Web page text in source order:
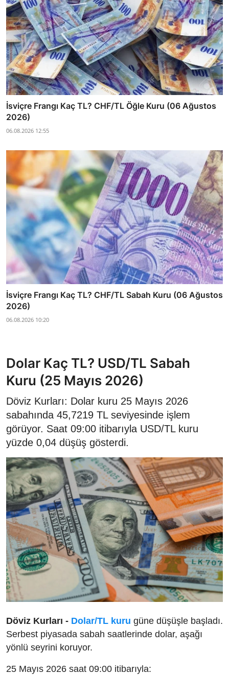
İsviçre Frangı Kaç TL? CHF/TL Öğle Kuru (06 Ağustos
2026)
06.08.2026 12:55
İsviçre Frangı Kaç TL? CHF/TL Sabah Kuru (06 Ağustos
2026)
06.08.2026 10:20
Dolar Kaç TL? USD/TL Sabah
Kuru (25 Mayıs 2026)
Döviz Kurları: Dolar kuru 25 Mayıs 2026
sabahında 45,7219 TL seviyesinde işlem
görüyor. Saat 09:00 itibarıyla USD/TL kuru
yüzde 0,04 düşüş gösterdi.
Döviz Kurları - Dolar/TL kuru güne düşüşle başladı.
Serbest piyasada sabah saatlerinde dolar, aşağı
yönlü seyrini koruyor.
25 Mayıs 2026 saat 09:00 itibarıyla: